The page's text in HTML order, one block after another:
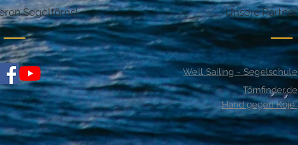
Unsere Partner
Segeltörns!
Well Sailing - Segelschule
Törnfinder.de
Hand gegen Koje